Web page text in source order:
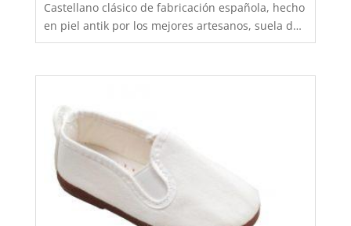
Castellano clásico de fabricación española, hecho
en piel antik por los mejores artesanos, suela de
goma antideslizante que aislara tu pie del frío y
utilizarlo tanto para colegio como para vestir más
con la suela de goma lo tenemos disponible
desde la talla 35 a la 41. En Capitán Malaspina
zapatos mas baratos y de mejor calidad.